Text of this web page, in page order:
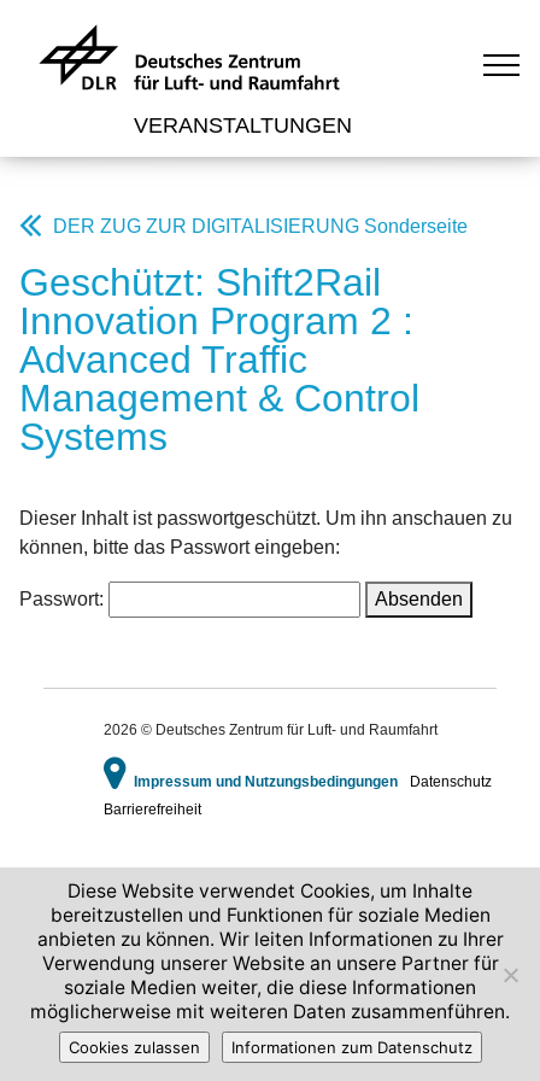
VERANSTALTUNGEN
DER ZUG ZUR DIGITALISIERUNG Sonderseite
Geschützt: Shift2Rail
Innovation Program 2 :
Advanced Traffic
Management & Control
Systems
Dieser Inhalt ist passwortgeschützt. Um ihn anschauen zu
können, bitte das Passwort eingeben:
Passwort:
2026 © Deutsches Zentrum für Luft- und Raumfahrt
Impressum und Nutzungsbedingungen
Datenschutz
Barrierefreiheit
Diese Website verwendet Cookies, um Inhalte
bereitzustellen und Funktionen für soziale Medien
anbieten zu können. Wir leiten Informationen zu Ihrer
Verwendung unserer Website an unsere Partner für
soziale Medien weiter, die diese Informationen
möglicherweise mit weiteren Daten zusammenführen.
Cookies zulassen Informationen zum Datenschutz